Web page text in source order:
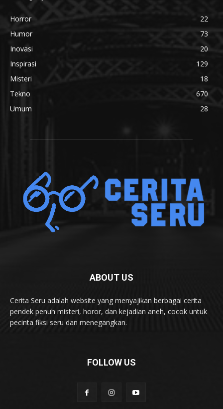
Horror
22
Humor
73
Inovasi
20
Inspirasi
129
Misteri
18
Tekno
670
Umum
28
ABOUT US
Cerita Seru adalah website yang menyajikan berbagai cerita
pendek penuh misteri, horor, dan kejadian aneh, cocok untuk
pecinta fiksi seru dan menegangkan.
FOLLOW US